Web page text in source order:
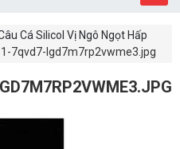
Cá Silicol Vị Ngô Ngọt Hấp
7qvd7-lgd7m7rp2vwme3.jpg